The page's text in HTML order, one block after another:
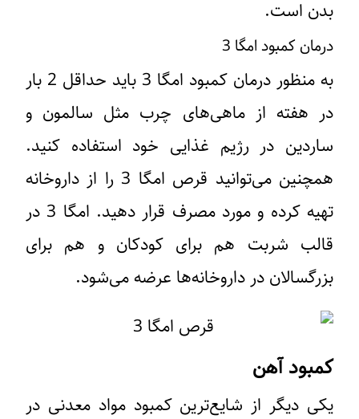
بدن است.
درمان کمبود امگا 3
به منظور درمان کمبود امگا 3 باید حداقل 2 بار
در هفته از ماهی‌های چرب مثل سالمون و
ساردین در رژیم غذایی خود استفاده کنید.
همچنین می‌توانید قرص امگا 3 را از داروخانه
تهیه کرده و مورد مصرف قرار دهید. امگا 3 در
قالب شربت هم برای کودکان و هم برای
بزرگسالان در داروخانه‌ها عرضه می‌شود.
کمبود آهن
یکی دیگر از شایع‌ترین کمبود مواد معدنی در